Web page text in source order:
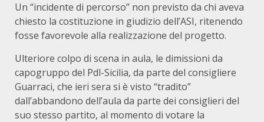
Un “incidente di percorso” non previsto da chi aveva
chiesto la costituzione in giudizio dell’ASI, ritenendo
fosse favorevole alla realizzazione del progetto.
Ulteriore colpo di scena in aula, le dimissioni da
capogruppo del Pdl-Sicilia, da parte del consigliere
Guarraci, che ieri sera si è visto “tradito”
dall’abbandono dell’aula da parte dei consiglieri del
suo stesso partito, al momento di votare la